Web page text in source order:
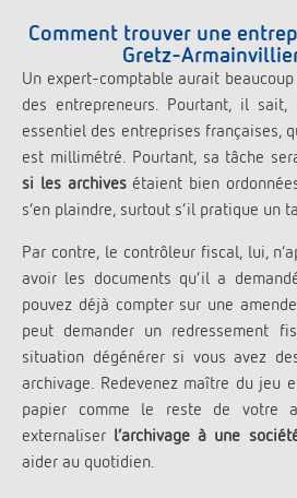
Comment trouver une
Gretz-
Un expert-comptable aurait
des entrepreneurs. Pourtant, il
essentiel des entreprises françaises,
est millimétré. Pourtant, sa tâche
si les archivesétaient bien
s’en plaindre, surtout s’il pratique un
Par contre, le contrôleur fiscal, lui,
avoir les documents qu’il a
pouvez déjà compter sur une
peut demander un redressement
situation dégénérer si vous avez
archivage. Redevenez maître du jeu
papier comme le reste de votre
externaliser l’archivage à une
aider au quotidien.